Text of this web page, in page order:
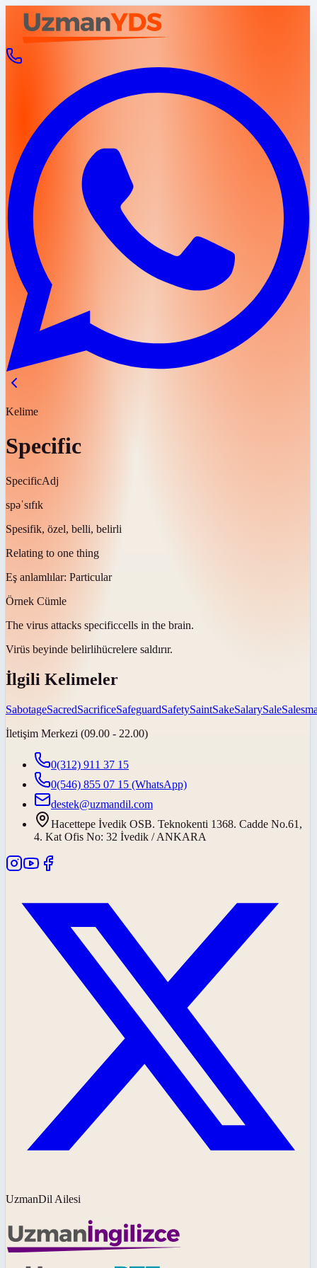
Kelime
Specific
SpecificAdj
spəˈsɪfɪk
Spesifik, özel, belli, belirli
Relating to one thing
Eş anlamlılar: Particular
Örnek Cümle
The virus attacks specificcells in the brain.
Virüs beyinde belirlihücrelere saldırır.
İlgili Kelimeler
SabotageSacredSacrificeSafeguardSafetySaintSakeSalarySale
İletişim Merkezi (09.00 - 22.00)
0(312) 911 37 15
0(546) 855 07 15 (WhatsApp)
destek@uzmandil.com
Hacettepe İvedik OSB. Teknokenti 1368. Cadde No.61,
4. Kat Ofis No: 32 İvedik / ANKARA
UzmanDil Ailesi